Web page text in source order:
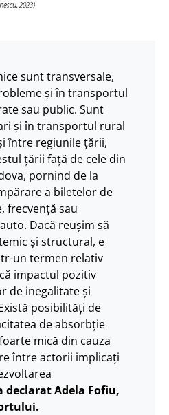
sunt transversale,
și în transportul
sau public. Sunt
și în transportul rural
între regiunile țării,
țării față de cele din
pornind de la
a biletelor de
frecvență sau
Dacă reușim să
și structural, e
un termen relativ
impactul pozitiv
de inegalitate și
posibilități de
de absorbție
mică din cauza
între actorii implicați
declarat Adela Fofiu,